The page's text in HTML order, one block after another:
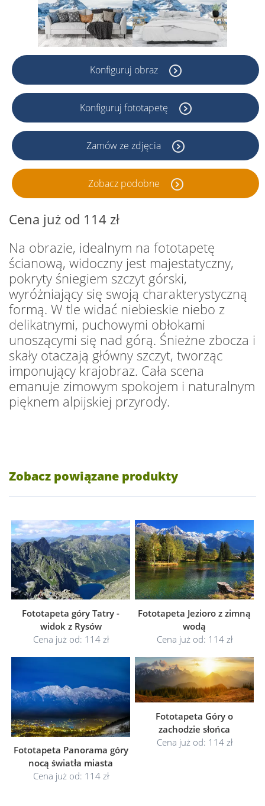
Konfiguruj obraz
Konfiguruj fototapetę
Zamów ze zdjęcia
Zobacz podobne
Cena już od 114 zł
Na obrazie, idealnym na fototapetę
ścianową, widoczny jest majestatyczny,
pokryty śniegiem szczyt górski,
wyróżniający się swoją charakterystyczną
formą. W tle widać niebieskie niebo z
delikatnymi, puchowymi obłokami
unoszącymi się nad górą. Śnieżne zbocza i
skały otaczają główny szczyt, tworząc
imponujący krajobraz. Cała scena
emanuje zimowym spokojem i naturalnym
pięknem alpijskiej przyrody.
Zobacz powiązane produkty
Fototapeta góry Tatry -
widok z Rysów
Cena już od: 114 zł
Fototapeta Jezioro z zimną
wodą
Cena już od: 114 zł
Fototapeta Panorama góry
nocą światła miasta
Cena już od: 114 zł
Fototapeta Góry o
zachodzie słońca
Cena już od: 114 zł